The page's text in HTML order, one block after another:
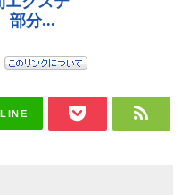
LINE